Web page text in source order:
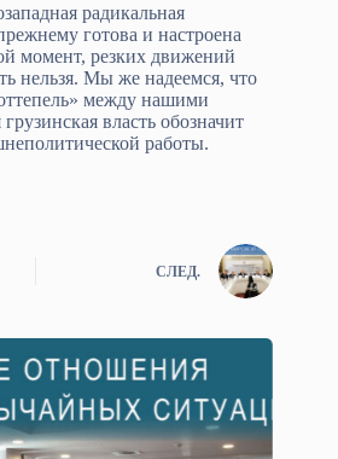
радикальная
готова и настроена
момент, резких движений
нельзя. Мы же надеемся, что
между нашими
власть обозначит
работы.
СЛЕД.